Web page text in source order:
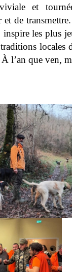
et
et de
inspire les plus
locales
l’an que ven,